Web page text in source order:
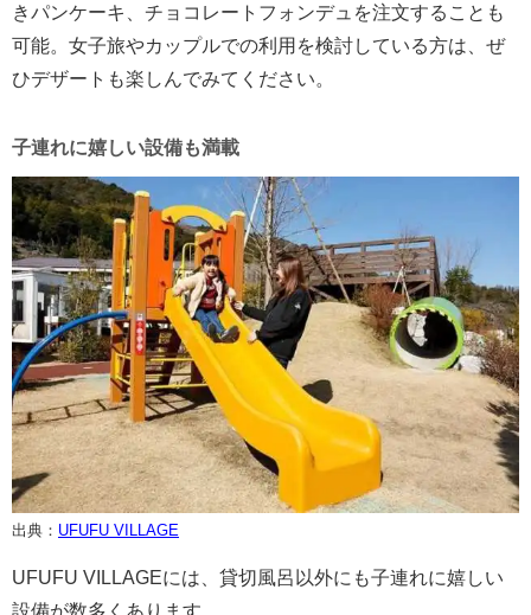
きパンケーキ、チョコレートフォンデュを注文することも
可能。女子旅やカップルでの利用を検討している方は、ぜ
ひデザートも楽しんでみてください。
子連れに嬉しい設備も満載
出典： UFUFU VILLAGE
UFUFU VILLAGEには、貸切風呂以外にも子連れに嬉しい
設備が数多くあります。